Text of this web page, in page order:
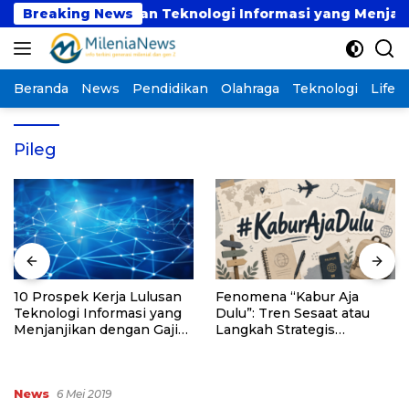
Langsung
ke
konten
Breaking News
Kerja Lulusan Teknologi Informasi yang
Beranda News Pendidikan Olahraga Teknologi
Pileg
10 Prospek Kerja Lulusan
Teknologi Informasi yang
Menjanjikan dengan Gaji
Fenomena “Kabur Aja
Dulu”: Tren Sesaat atau
Langkah Strategis
News 6 Mei 2019